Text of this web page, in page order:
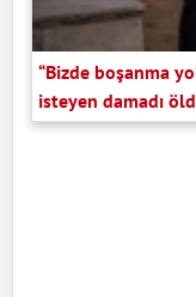
“Bizde boşanma
isteyen damadı